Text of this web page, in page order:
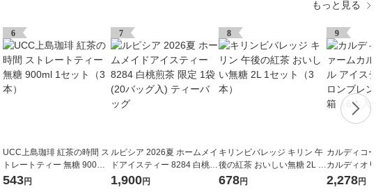
もっと見る
6
UCC上島珈琲 紅茶の時間 ス
トレートティー 無糖 900ml
1セット（3本）
543円
7
ルピシア 2026夏 ホームメイ
ドアイスティー 8284 白桃煎
茶 限定 1袋(20バッグ入) テ
1,900円
8
キリンビバレッジ キリン 午
後の紅茶 おいしい無糖 2L 1
セット（3本）
678円
9
カルディコー
カルディオリ
ティ加糖セイ
2,278円